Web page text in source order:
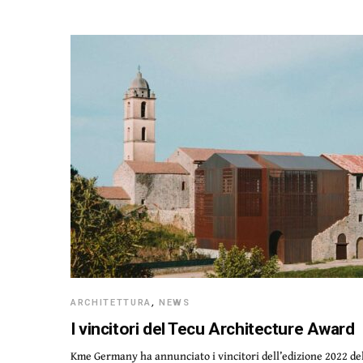
ARCHITETTURA,NEWS
I vincitori del Tecu Architecture Award
Kme Germany ha annunciato i vincitori dell’edizione 2022